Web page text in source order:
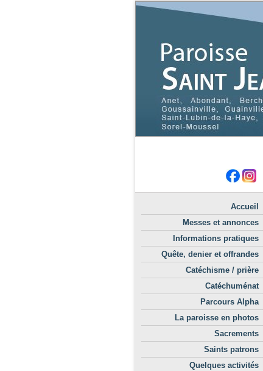
Accueil
Messes et annonces
Informations pratiques
Quête, denier et offrandes
Catéchisme / prière
Catéchuménat
Parcours Alpha
La paroisse en photos
Sacrements
Saints patrons
Quelques activités